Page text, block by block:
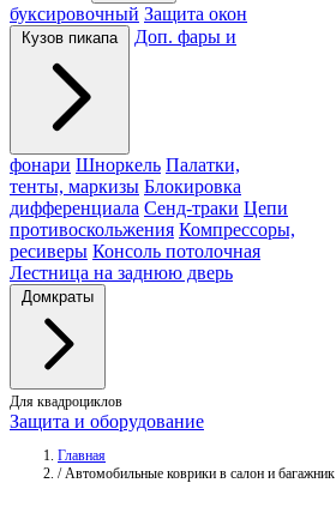
буксировочный Защита окон
Кузов пикапа Доп. фары и
фонари Шноркель Палатки,
тенты, маркизы Блокировка
дифференциала Сенд-траки Цепи
противоскольжения Компрессоры,
ресиверы Консоль потолочная
Лестница на заднюю дверь
Домкраты
Для квадроциклов
Защита и оборудование
Главная
/ Автомобильные коврики в салон и багажник